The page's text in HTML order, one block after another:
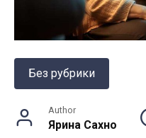
Без рубрики
Author
Ярина Сахно